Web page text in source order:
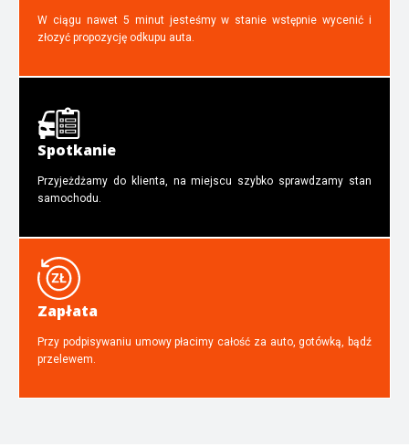
W ciągu nawet 5 minut jesteśmy w stanie wstępnie wycenić i
złozyć propozycję odkupu auta.
Spotkanie
Przyjeżdżamy do klienta, na miejscu szybko sprawdzamy stan
samochodu.
Zapłata
Przy podpisywaniu umowy płacimy całość za auto, gotówką, bądź
przelewem.